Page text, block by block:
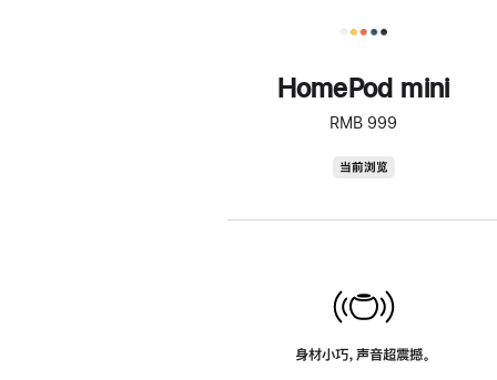
HomePod mini
RMB 999
当前浏览
身材小巧，声音超震撼。